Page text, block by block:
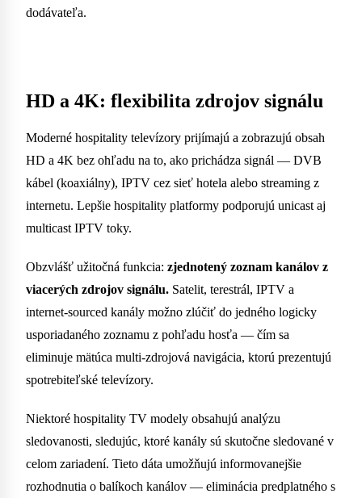
dodávateľa.
HD a 4K: flexibilita zdrojov signálu
Moderné hospitality televízory prijímajú a zobrazujú obsah
HD a 4K bez ohľadu na to, ako prichádza signál — DVB
kábel (koaxiálny), IPTV cez sieť hotela alebo streaming z
internetu. Lepšie hospitality platformy podporujú unicast aj
multicast IPTV toky.
Obzvlášť užitočná funkcia: zjednotený zoznam kanálov z
viacerých zdrojov signálu. Satelit, terestrál, IPTV a
internet-sourced kanály možno zlúčiť do jedného logicky
usporiadaného zoznamu z pohľadu hosťa — čím sa
eliminuje mätúca multi-zdrojová navigácia, ktorú prezentujú
spotrebiteľské televízory.
Niektoré hospitality TV modely obsahujú analýzu
sledovanosti, sledujúc, ktoré kanály sú skutočne sledované v
celom zariadení. Tieto dáta umožňujú informovanejšie
rozhodnutia o balíkoch kanálov — eliminácia predplatného s